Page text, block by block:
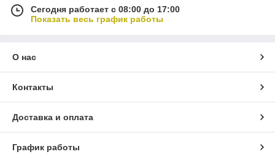
Сегодня работает с 08:00 до 17:00
Показать весь график работы
О нас
Контакты
Доставка и оплата
График работы